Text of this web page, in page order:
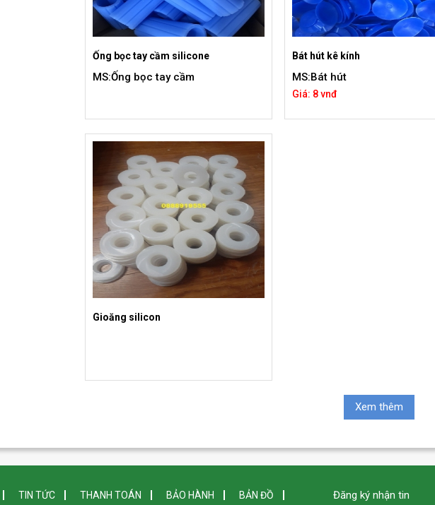
Ống bọc tay cầm silicone
MS:Ống bọc tay cầm
Bát hút kê kính
MS:Bát hút
Giá: 8 vnđ
Gioăng silicon
Xem thêm
TIN TỨC THANH TOÁN BẢO HÀNH BẢN ĐỒ Đăng ký nhận tin